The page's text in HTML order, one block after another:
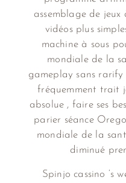
assemblage de
vidéos plus
machine à sous
mondiale de la
gameplay sans rarify
fréquemment trait
absolue , faire ses
parier séance
mondiale de la
diminué
Spinjo cassino ‘s